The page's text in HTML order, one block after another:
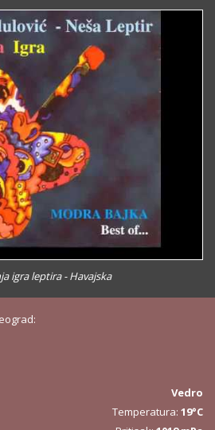
igra leptira - Havajska
Vedro
Temperatura: 19°C